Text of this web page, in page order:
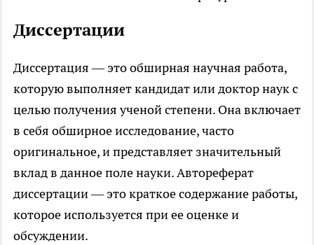
Диссертации
Диссертация — это обширная научная работа,
которую выполняет кандидат или доктор наук с
целью получения ученой степени. Она включает
в себя обширное исследование, часто
оригинальное, и представляет значительный
вклад в данное поле науки. Автореферат
диссертации — это краткое содержание работы,
которое используется при ее оценке и
обсуждении.